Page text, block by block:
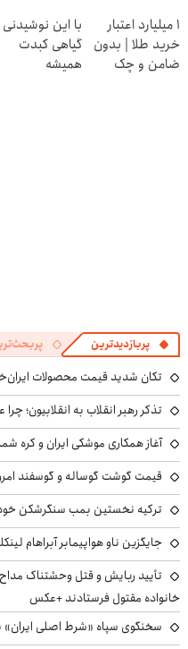
۱ میلیارد اعتبار
خرید طلا | بدون
ضامن و چک
با این نوشیدنی
گیاهی کبدت
همیشه
پربازدیدترین
تکان شدید قیمت محصولات ایران‌خودرو و
تذکر رهبر انقلاب به انقلابیون؛
آغاز همکاری موشکی ایران و کره
قیمت گوشت گوساله و گوسفند امروز شنبه ۱۷ مرداد
ترکیه نخستین بمب سنگرشکن خود
جایگزین ناو هواپیمابر آبراهام
تأیید ربایش و قتل وحشتناک
خانواده مقتول فرستادند +عکس
سخنگوی سپاه «شرط اصلی ایران»